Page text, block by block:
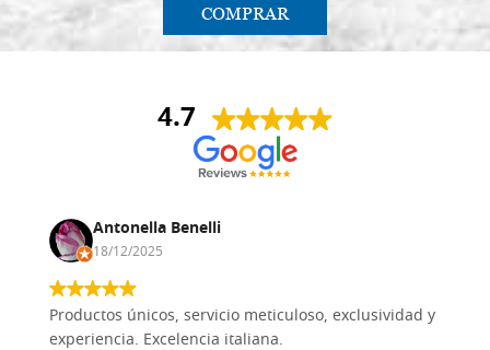
COMPRAR
4.7
Antonella Benelli
18/12/2025
Productos únicos, servicio meticuloso, exclusividad y
experiencia. Excelencia italiana.